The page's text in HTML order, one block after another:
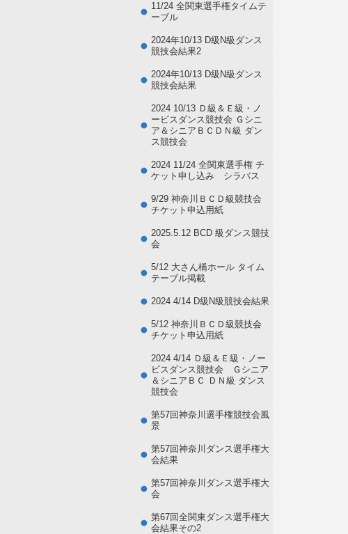
11/24 全関東選手権タイムテ
ーブル
2024年10/13 D級N級ダンス
競技会結果2
2024年10/13 D級N級ダンス
競技会結果
2024 10/13 Ｄ級＆Ｅ級・ノ
ービスダンス競技会 Ｇシニ
ア＆シニアＢＣＤＮ級 ダン
ス競技会
2024 11/24 全関東選手権 チ
ケット申し込み シラバス
9/29 神奈川ＢＣＤ級競技会
チケット申込用紙
2025.5.12 BCD 級ダンス競技
会
5/12 大さん橋ホール タイム
テーブル掲載
2024 4/14 D級N級競技会結果
5/12 神奈川ＢＣＤ級競技会
チケット申込用紙
2024 4/14 Ｄ級＆Ｅ級・ノー
ビスダンス競技会 Ｇシニア
＆シニアＢＣ ＤＮ級 ダンス
競技会
第57回神奈川選手権競技会風
景
第57回神奈川ダンス選手権大
会結果
第57回神奈川ダンス選手権大
会
第67回全関東ダンス選手権大
会結果その2